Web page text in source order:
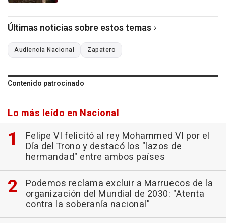
Últimas noticias sobre estos temas
Audiencia Nacional Zapatero
Contenido patrocinado
Lo más leído en Nacional
Felipe VI felicitó al rey Mohammed VI por el
Día del Trono y destacó los "lazos de
hermandad" entre ambos países
Podemos reclama excluir a Marruecos de la
organización del Mundial de 2030: "Atenta
contra la soberanía nacional"